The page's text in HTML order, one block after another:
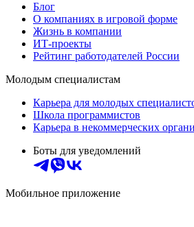
Блог
О компаниях в игровой форме
Жизнь в компании
ИТ-проекты
Рейтинг работодателей России
Молодым специалистам
Карьера для молодых
Школа программистов
Карьера в некоммерческих
Боты для уведомлений
Мобильное приложение